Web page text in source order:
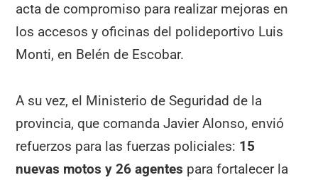
acta de compromiso para realizar mejoras en
los accesos y oficinas del polideportivo Luis
Monti, en Belén de Escobar.
A su vez, el Ministerio de Seguridad de la
provincia, que comanda Javier Alonso, envió
refuerzos para las fuerzas policiales: 15
nuevas motos y 26 agentes para fortalecer la